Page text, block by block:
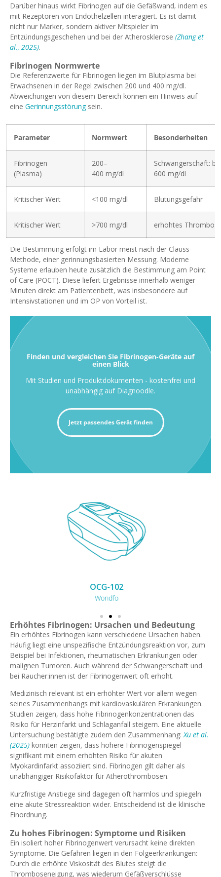
Darüber hinaus wirkt Fibrinogen auf die Gefäßwand, indem es
mit Rezeptoren von Endothelzellen interagiert. Es ist damit
nicht nur Marker, sondern aktiver Mitspieler im
Entzündungsgeschehen und bei der Atherosklerose (Zhang et
al., 2025).
Fibrinogen Normwerte
Die Referenzwerte für Fibrinogen liegen im Blutplasma bei
Erwachsenen in der Regel zwischen 200 und 400 mg/dl.
Abweichungen von diesem Bereich können ein Hinweis auf
eine Gerinnungsstörungsein.
Parameter Normwert Besonderheiten
Fibrinogen
(Plasma)
200–
400 mg/dl
Schwangerschaft: bis
600 mg/dl
Kritischer Wert <100 mg/dl Blutungsgefahr
Kritischer Wert >700 mg/dl erhöhtes
Die Bestimmung erfolgt im Labor meist nach der Clauss-
Methode, einer gerinnungsbasierten Messung. Moderne
Systeme erlauben heute zusätzlich die Bestimmung am Point
of Care (POCT). Diese liefert Ergebnisse innerhalb weniger
Minuten direkt am Patientenbett, was insbesondere auf
Intensivstationen und im OP von Vorteil ist.
Finden und vergleichen Sie Fibrinogen-Geräte auf
einen Blick
Mit Studien und Produktdokumenten - kostenfrei und
unabhängig auf Diagnoodle.
Jetzt passendes Gerät finden
Seamaty
Erhöhtes Fibrinogen: Ursachen und Bedeutung
Ein erhöhtes Fibrinogen kann verschiedene Ursachen haben.
Häufig liegt eine unspezifische Entzündungsreaktion vor, zum
Beispiel bei Infektionen, rheumatischen Erkrankungen oder
malignen Tumoren. Auch während der Schwangerschaft und
bei Raucher:innen ist der Fibrinogenwert oft erhöht.
Medizinisch relevant ist ein erhöhter Wert vor allem wegen
seines Zusammenhangs mit kardiovaskulären Erkrankungen.
Studien zeigen, dass hohe Fibrinogenkonzentrationen das
Risiko für Herzinfarkt und Schlaganfall steigern. Eine aktuelle
Untersuchung bestätigte zudem den Zusammenhang:Xu et al.
(2025) konnten zeigen, dass höhere Fibrinogenspiegel
signifikant mit einem erhöhten Risiko für akuten
Myokardinfarkt assoziiert sind. Fibrinogen gilt daher als
unabhängiger Risikofaktor für Atherothrombosen.
Kurzfristige Anstiege sind dagegen oft harmlos und spiegeln
eine akute Stressreaktion wider. Entscheidend ist die klinische
Einordnung.
Zu hohes Fibrinogen: Symptome und Risiken
Ein isoliert hoher Fibrinogenwert verursacht keine direkten
Symptome. Die Gefahren liegen in den Folgeerkrankungen:
Durch die erhöhte Viskosität des Blutes steigt die
Thromboseneigung, was wiederum Gefäßverschlüsse